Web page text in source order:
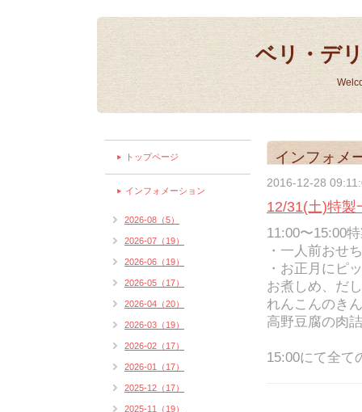
ベリ・デ
インフォメ
2016-12-28
12/31(土)特製
11:00〜15:00
・一人前おせ
・お正月にピ
お煮しめ、だ
れんこんのき
高野豆腐の肉
15:00にて全て
トップページ
インフォメーション
2026-08（5）
2026-07（19）
2026-06（19）
2026-05（17）
2026-04（20）
2026-03（19）
2026-02（17）
2026-01（17）
2025-12（17）
2025-11（19）